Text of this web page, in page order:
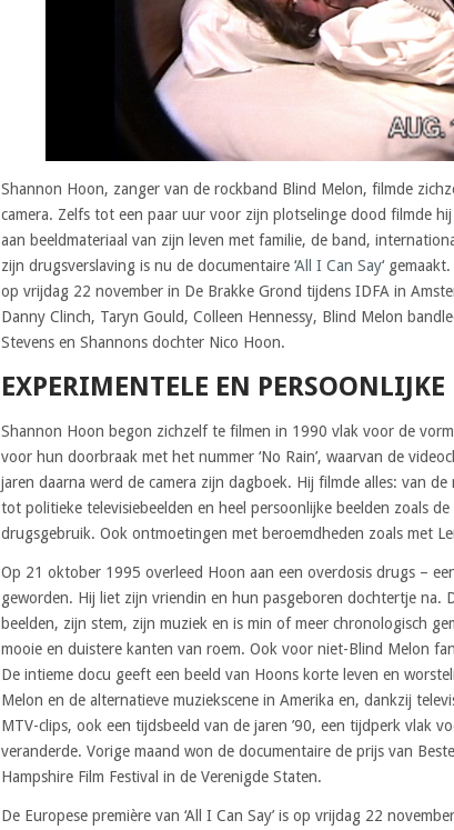
Shannon Hoon, zanger van de rockband Blind Melon, filmde
camera. Zelfs tot een paar uur voor zijn plotselinge dood filmde
aan beeldmateriaal van zijn leven met familie, de band,
zijn drugsverslaving is nu de documentaire ‘All I Can Say‘
op vrijdag 22 november in De Brakke Grond tijdens IDFA in
Danny Clinch, Taryn Gould, Colleen Hennessy, Blind Melon
Stevens en Shannons dochter Nico Hoon.
EXPERIMENTELE EN PERSOONLIJKE
Shannon Hoon begon zichzelf te filmen in 1990 vlak voor de
voor hun doorbraak met het nummer ‘No Rain’, waarvan de
jaren daarna werd de camera zijn dagboek. Hij filmde alles: van
tot politieke televisiebeelden en heel persoonlijke beelden zoals
drugsgebruik. Ook ontmoetingen met beroemdheden zoals met
Op 21 oktober 1995 overleed Hoon aan een overdosis drugs –
geworden. Hij liet zijn vriendin en hun pasgeboren dochtertje na.
beelden, zijn stem, zijn muziek en is min of meer chronologisch
mooie en duistere kanten van roem. Ook voor niet-Blind Melon
De intieme docu geeft een beeld van Hoons korte leven en
Melon en de alternatieve muziekscene in Amerika en, dankzij
MTV-clips, ook een tijdsbeeld van de jaren ’90, een tijdperk vlak
veranderde. Vorige maand won de documentaire de prijs van
Hampshire Film Festival in de Verenigde Staten.
De Europese première van ‘All I Can Say’ is op vrijdag 22